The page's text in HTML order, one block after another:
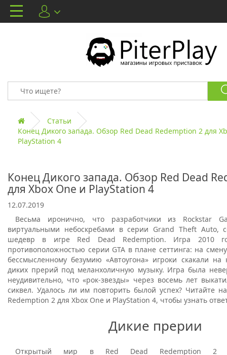
Статьи
Конец Дикого запада. Обзор Red Dead Redemption 2 для
PlayStation 4
Конец Дикого запада. Обзор Red Dead
для Xbox One и PlayStation 4
12.07.2019
Весьма иронично, что разработчики из Rockstar
виртуальными небоскребами в серии Grand Theft Auto,
шедевр в игре Red Dead Redemption. Игра 2010
противоположностью серии GTA в плане сеттинга: на
бессмысленному безумию «Автоугона» игроки скакали на
диких прерий под меланхоличную музыку. Игра была
неудивительно, что «рок-звезды» через восемь лет
сиквел. Удалось ли им повторить былой успех? Читайте
Redemption 2 для Xbox One и PlayStation 4, чтобы узнать
Дикие прерии
Открытый мир в Red Dead Redemption